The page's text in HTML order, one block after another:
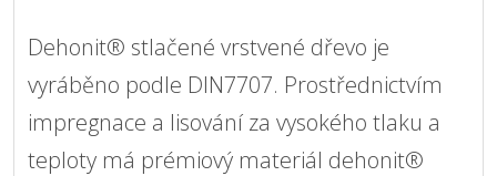
Dehonit® stlačené vrstvené dřevo je
vyráběno podle DIN7707. Prostřednictvím
impregnace a lisování za vysokého tlaku a
teploty má prémiový materiál dehonit®